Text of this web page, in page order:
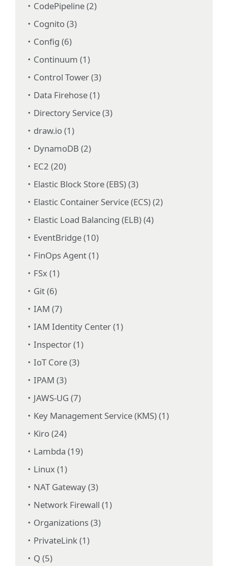
CodePipeline (2)
Cognito (3)
Config (6)
Continuum (1)
Control Tower (3)
Data Firehose (1)
Directory Service (3)
draw.io (1)
DynamoDB (2)
EC2 (20)
Elastic Block Store (EBS) (3)
Elastic Container Service (ECS) (2)
Elastic Load Balancing (ELB) (4)
EventBridge (10)
FinOps Agent (1)
FSx (1)
Git (6)
IAM (7)
IAM Identity Center (1)
Inspector (1)
IoT Core (3)
IPAM (3)
JAWS-UG (7)
Key Management Service (KMS) (1)
Kiro (24)
Lambda (19)
Linux (1)
NAT Gateway (3)
Network Firewall (1)
Organizations (3)
PrivateLink (1)
Q (5)